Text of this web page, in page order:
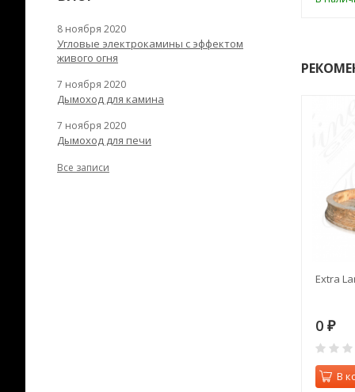
Extra
0 ₽
В
8 ноября 2020
Угловые электрокамины с эффектом
живого огня
7 ноября 2020
Дымоход для камина
7 ноября 2020
Дымоход для печи
Все записи